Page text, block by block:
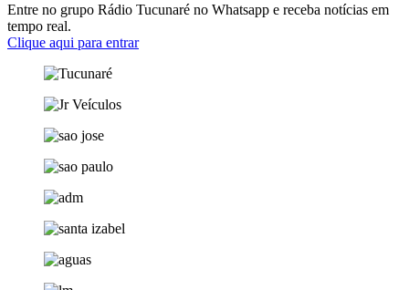
Entre no grupo Rádio Tucunaré no Whatsapp e receba notícias em
tempo real.
Clique aqui para entrar